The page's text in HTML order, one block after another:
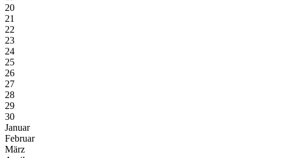
20
21
22
23
24
25
26
27
28
29
30
Januar
Februar
März